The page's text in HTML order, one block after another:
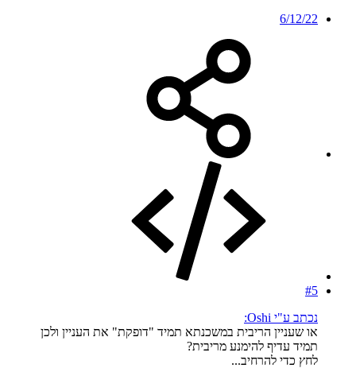
6/12/22
#5
נכתב ע"י Oshi:
או שעניין הריבית במשכנתא תמיד "דופקת" את העניין ולכן
תמיד עדיף להימנע מריבית?
לחץ כדי להרחיב...